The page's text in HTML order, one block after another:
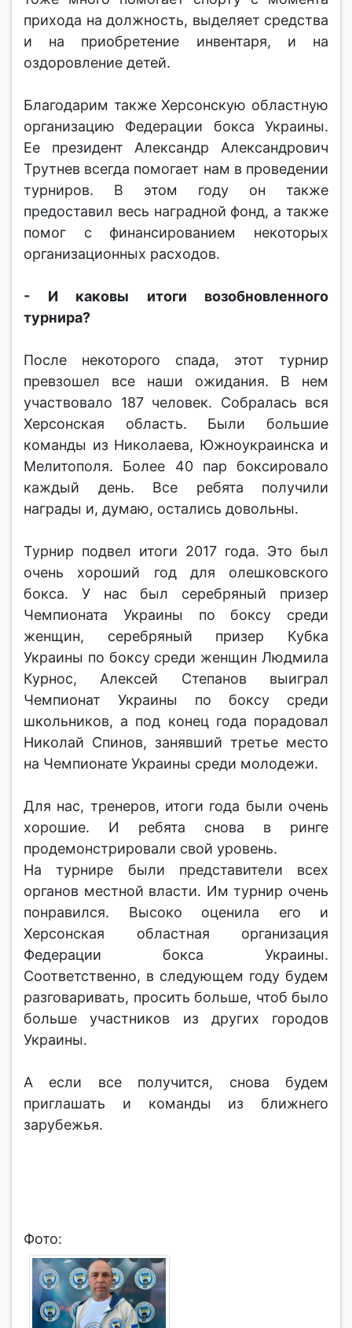
прихода на должность, выделяет средства
и на приобретение инвентаря, и на
оздоровление детей.
Благодарим также Херсонскую областную
организацию Федерации бокса Украины.
Ее президент Александр Александрович
Трутнев всегда помогает нам в проведении
турниров. В этом году он также
предоставил весь наградной фонд, а также
помог с финансированием некоторых
организационных расходов.
- И каковы итоги возобновленного
турнира?
После некоторого спада, этот турнир
превзошел все наши ожидания. В нем
участвовало 187 человек. Собралась вся
Херсонская область. Были большие
команды из Николаева, Южноукраинска и
Мелитополя. Более 40 пар боксировало
каждый день. Все ребята получили
награды и, думаю, остались довольны.
Турнир подвел итоги 2017 года. Это был
очень хороший год для олешковского
бокса. У нас был серебряный призер
Чемпионата Украины по боксу среди
женщин, серебряный призер Кубка
Украины по боксу среди женщин Людмила
Курнос, Алексей Степанов выиграл
Чемпионат Украины по боксу среди
школьников, а под конец года порадовал
Николай Спинов, занявший третье место
на Чемпионате Украины среди молодежи.
Для нас, тренеров, итоги года были очень
хорошие. И ребята снова в ринге
продемонстрировали свой уровень.
На турнире были представители всех
органов местной власти. Им турнир очень
понравился. Высоко оценила его и
Херсонская областная организация
Федерации бокса Украины.
Соответственно, в следующем году будем
разговаривать, просить больше, чтоб было
больше участников из других городов
Украины.
А если все получится, снова будем
приглашать и команды из ближнего
зарубежья.
Фото: